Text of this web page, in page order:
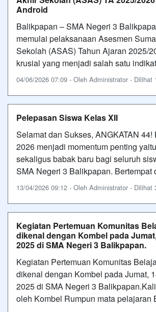
Android
Balikpapan – SMA Negeri 3
memulai pelaksanaan Asesmen
Sekolah (ASAS) Tahun Ajaran 2025/
krusial yang menjadi salah satu
04/06/2026 07:09 - Oleh Administrator - Dilihat
Pelepasan Siswa Kelas XII
Selamat dan Sukses, ANGKATAN 44!
2026 menjadi momentum penting
sekaligus babak baru bagi seluruh
SMA Negeri 3 Balikpapan. Bertempat
13/04/2026 09:12 - Oleh Administrator - Dilihat
Kegiatan Pertemuan Komunitas
dikenal dengan Kombel pada
2025 di SMA Negeri 3 Balikpapan.
Kegiatan Pertemuan Komunitas
dikenal dengan Kombel pada Jumat,
2025 di SMA Negeri 3
oleh Kombel Rumpun mata pelajaran